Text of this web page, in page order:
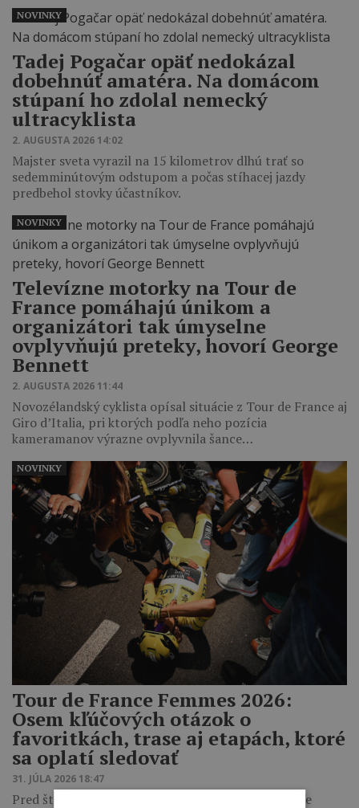
Tadej Pogačar opäť nedokázal
dobehnúť amatéra. Na domácom
stúpaní ho zdolal nemecký
ultracyklista
2. AUGUSTA 2026 14:02
Majster sveta vyrazil na 15 kilometrov dlhú trať so
sedemminútovým odstupom a počas stíhacej jazdy
predbehol stovky účastníkov.
NOVINKY
Televízne motorky na Tour de
France pomáhajú únikom a
organizátori tak úmyselne
ovplyvňujú preteky, hovorí George
Bennett
2. AUGUSTA 2026 11:44
Novozélandský cyklista opísal situácie z Tour de France aj
Giro d’Italia, pri ktorých podľa neho pozícia
kameramanov výrazne ovplyvnila šance…
NOVINKY
Tour de France Femmes 2026:
Osem kľúčových otázok o
favoritkách, trase aj etapách, ktoré
sa oplatí sledovať
31. JÚLA 2026 18:47
Pred štartom atraktívneho piateho ročníka Tour de
NOVINKY